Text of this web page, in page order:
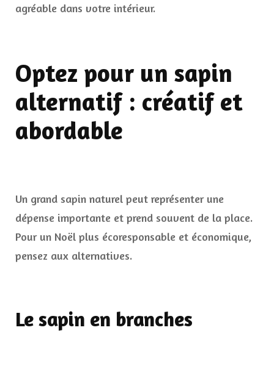
agréable dans votre intérieur.
Optez pour un sapin
alternatif : créatif et
abordable
Un grand sapin naturel peut représenter une
dépense importante et prend souvent de la place.
Pour un Noël plus écoresponsable et économique,
pensez aux alternatives.
Le sapin en branches